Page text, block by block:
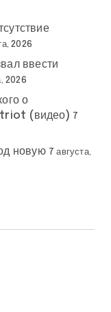
2026
ввести
2026
о
(видео) 7
новую 7 августа,